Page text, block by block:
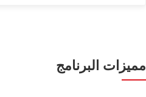
مميزات البرنامج